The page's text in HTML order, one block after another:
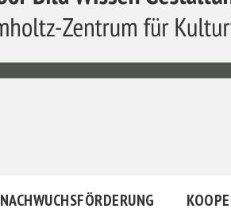
NACHWUCHSFÖRDERUNG